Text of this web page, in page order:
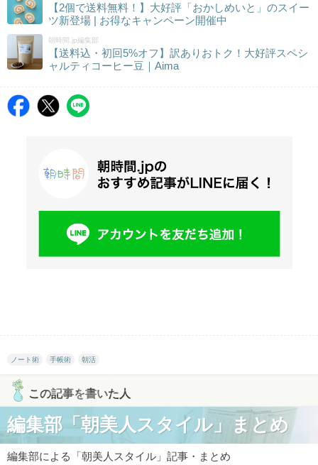
【2個で送料無料！】大好評「おかしめいと」のスイー
ツ新登場 | お得なキャンペーン開催中
朝時間.jp編集部
【送料込・初回5%オフ】訳ありおトク！大好評スペシ
ャルティコーヒー豆｜Aima
ノート術 手帳術 朝活
この記事を書いた人
編集部「朝美人スタイル」まとめ
編集部による「朝美人スタイル」記事・まとめ